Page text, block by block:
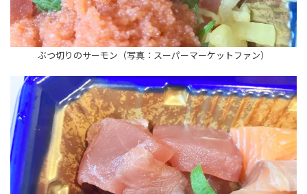
ぶつ切りのサーモン（写真：スーパーマーケットファン）